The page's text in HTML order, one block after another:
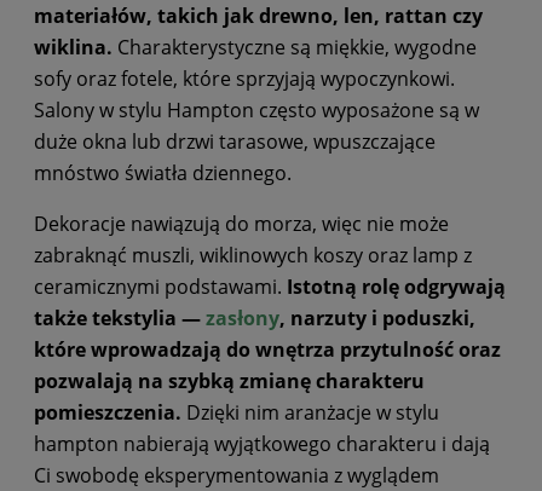
materiałów, takich jak drewno, len, rattan czy
wiklina. Charakterystyczne są miękkie, wygodne
sofy oraz fotele, które sprzyjają wypoczynkowi.
Salony w stylu Hampton często wyposażone są w
duże okna lub drzwi tarasowe, wpuszczające
mnóstwo światła dziennego.
Dekoracje nawiązują do morza, więc nie może
zabraknąć muszli, wiklinowych koszy oraz lamp z
ceramicznymi podstawami. Istotną rolę odgrywają
także tekstylia —zasłony, narzuty i poduszki,
które wprowadzają do wnętrza przytulność oraz
pozwalają na szybką zmianę charakteru
pomieszczenia. Dzięki nim aranżacje w stylu
hampton nabierają wyjątkowego charakteru i dają
Ci swobodę eksperymentowania z wyglądem